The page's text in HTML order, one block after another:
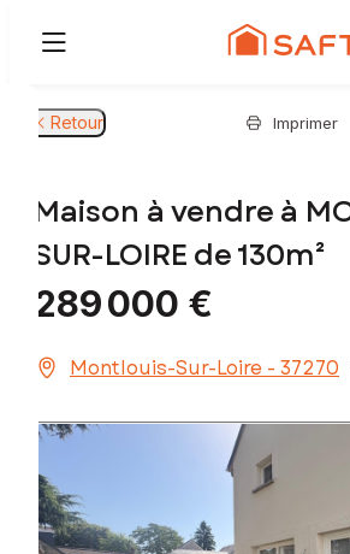
Retour Imprimer
Maison à vendre à
SUR-LOIRE de 130m²
289 000 €
Montlouis-Sur-Loire - 37270